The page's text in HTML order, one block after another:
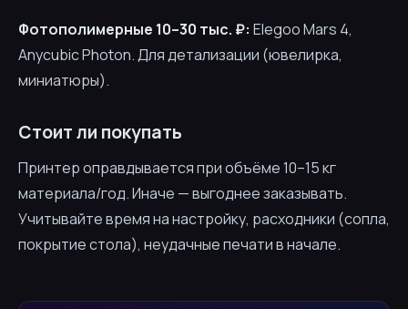
Фотополимерные 10–30 тыс. ₽: Elegoo Mars 4,
Anycubic Photon. Для детализации (ювелирка,
миниатюры).
Стоит ли покупать
Принтер оправдывается при объёме 10–15 кг
материала/год. Иначе — выгоднее заказывать.
Учитывайте время на настройку, расходники (сопла,
покрытие стола), неудачные печати в начале.